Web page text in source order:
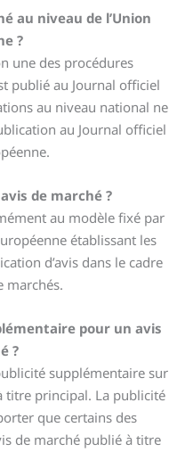
au niveau de l’Union
?
une des procédures
publié au Journal officiel
au niveau national ne
au Journal officiel
de marché ?
au modèle fixé par
établissant les
d’avis dans le cadre
marchés.
pour un avis
?
supplémentaire sur
titre principal. La publicité
que certains des
de marché publié à titre